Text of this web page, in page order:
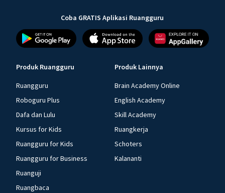
Coba GRATIS Aplikasi Ruangguru
Produk Ruangguru
Ruangguru
Roboguru Plus
Dafa dan Lulu
Kursus for Kids
Ruangguru for Kids
Ruangguru for Business
Ruanguji
Ruangbaca
Produk Lainnya
Brain Academy Online
English Academy
Skill Academy
Ruangkerja
Schoters
Kalananti